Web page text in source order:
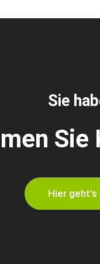
Sie
Sie
Hier